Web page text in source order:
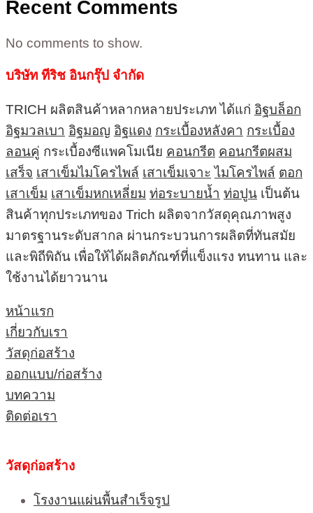
Recent Comments
No comments to show.
บริษัท ทีริช อินกรุ๊ป จำกัด
TRICH ผลิตสินค้าหลากหลายประเภท ได้แก่ อิฐบล็อก
อิฐมวลเบา อิฐมอญ อิฐแดง กระเบื้องหลังคา กระเบื้อง
ลอนคู่ กระเบื้องซีแพคโมเนีย คอนกรีต คอนกรีตผสม
เสร็จ เสาเข็มไมโครไพล์ เสาเข็มเจาะ ไมโครไพล์ ตอก
เสาเข็ม เสาเข็มหกเหลี่ยม ท่อระบายน้ำ ท่อปูน เป็นต้น
สินค้าทุกประเภทของ Trich ผลิตจากวัสดุคุณภาพสูง
มาตรฐานระดับสากล ผ่านกระบวนการผลิตที่ทันสมัย
และพิถีพิถัน เพื่อให้ได้ผลิตภัณฑ์ที่แข็งแรง ทนทาน และ
ใช้งานได้ยาวนาน
หน้าแรก
เกี่ยวกับเรา
วัสดุก่อสร้าง
ออกแบบ/ก่อสร้าง
บทความ
ติดต่อเรา
วัสดุก่อสร้าง
โรงงานแผ่นพื้นสำเร็จรูป